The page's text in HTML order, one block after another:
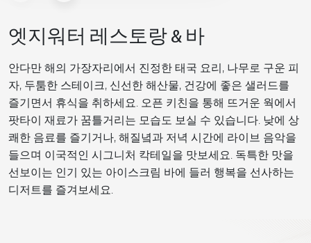
엣지워터 레스토랑 & 바
안다만 해의 가장자리에서 진정한 태국 요리, 나무로 구운 피
자, 두툼한 스테이크, 신선한 해산물, 건강에 좋은 샐러드를
즐기면서 휴식을 취하세요. 오픈 키친을 통해 뜨거운 웍에서
팟타이 재료가 꿈틀거리는 모습도 보실 수 있습니다. 낮에 상
쾌한 음료를 즐기거나, 해질녘과 저녁 시간에 라이브 음악을
들으며 이국적인 시그니처 칵테일을 맛보세요. 독특한 맛을
선보이는 인기 있는 아이스크림 바에 들러 행복을 선사하는
디저트를 즐겨보세요.